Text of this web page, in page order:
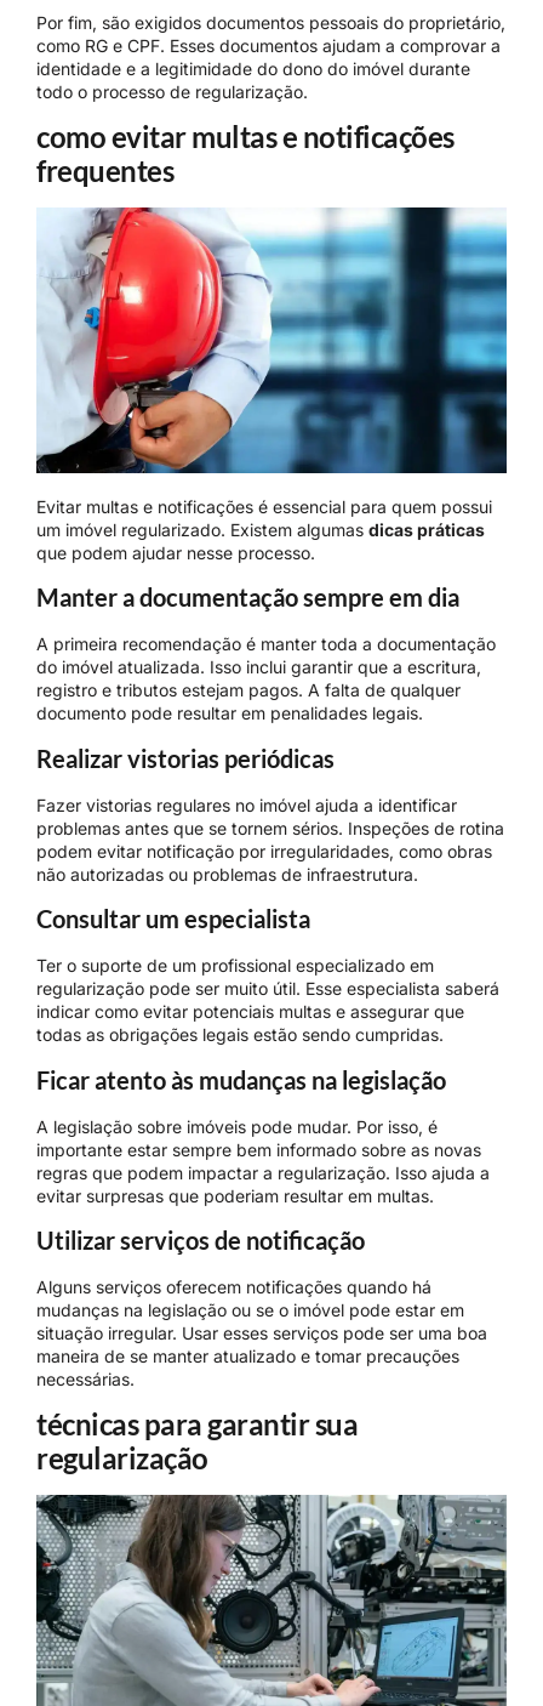
Por fim, são exigidos documentos pessoais do proprietário,
como RG e CPF. Esses documentos ajudam a comprovar a
identidade e a legitimidade do dono do imóvel durante
todo o processo de regularização.
como evitar multas e notificações
frequentes
Evitar multas e notificações é essencial para quem possui
um imóvel regularizado. Existem algumas dicas práticas
que podem ajudar nesse processo.
Manter a documentação sempre em dia
A primeira recomendação é manter toda a documentação
do imóvel atualizada. Isso inclui garantir que a escritura,
registro e tributos estejam pagos. A falta de qualquer
documento pode resultar em penalidades legais.
Realizar vistorias periódicas
Fazer vistorias regulares no imóvel ajuda a identificar
problemas antes que se tornem sérios. Inspeções de rotina
podem evitar notificação por irregularidades, como obras
não autorizadas ou problemas de infraestrutura.
Consultar um especialista
Ter o suporte de um profissional especializado em
regularização pode ser muito útil. Esse especialista saberá
indicar como evitar potenciais multas e assegurar que
todas as obrigações legais estão sendo cumpridas.
Ficar atento às mudanças na legislação
A legislação sobre imóveis pode mudar. Por isso, é
importante estar sempre bem informado sobre as novas
regras que podem impactar a regularização. Isso ajuda a
evitar surpresas que poderiam resultar em multas.
Utilizar serviços de notificação
Alguns serviços oferecem notificações quando há
mudanças na legislação ou se o imóvel pode estar em
situação irregular. Usar esses serviços pode ser uma boa
maneira de se manter atualizado e tomar precauções
necessárias.
técnicas para garantir sua
regularização